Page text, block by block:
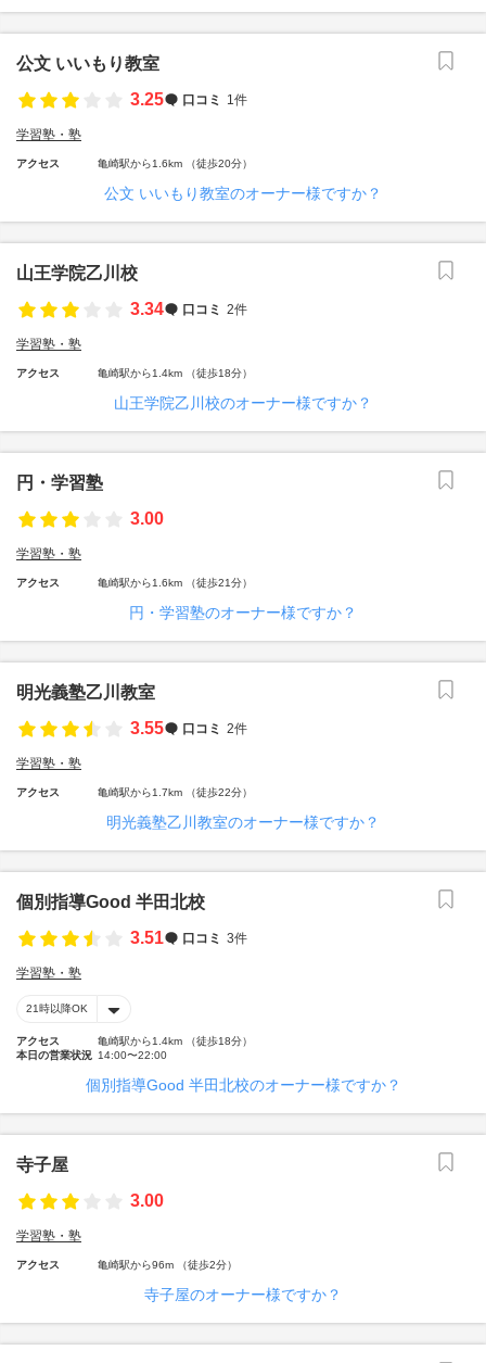
公文 いいもり教室
3.25
口コミ 1件
学習塾・塾
アクセス 亀崎駅から1.6km （徒歩20分）
公文 いいもり教室のオーナー様ですか？
山王学院乙川校
3.34
口コミ 2件
学習塾・塾
アクセス 亀崎駅から1.4km （徒歩18分）
山王学院乙川校のオーナー様ですか？
円・学習塾
3.00
学習塾・塾
アクセス 亀崎駅から1.6km （徒歩21分）
円・学習塾のオーナー様ですか？
明光義塾乙川教室
3.55
口コミ 2件
学習塾・塾
アクセス 亀崎駅から1.7km （徒歩22分）
明光義塾乙川教室のオーナー様ですか？
個別指導Good 半田北校
3.51
口コミ 3件
学習塾・塾
21時以降OK
アクセス
亀崎駅から1.4km （徒歩18分）
本日の営業状況 14:00〜22:00
個別指導Good 半田北校のオーナー様ですか？
寺子屋
3.00
学習塾・塾
アクセス 亀崎駅から96m （徒歩2分）
寺子屋のオーナー様ですか？